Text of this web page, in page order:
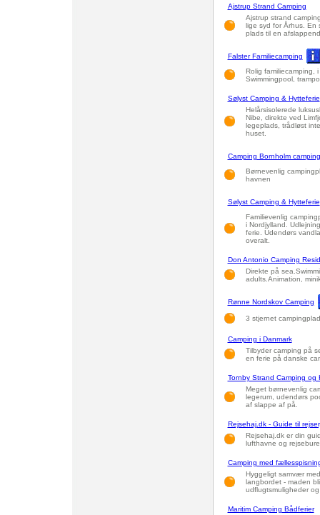
Ajstrup Strand Camping
Ajstrup strand
lige syd for Århus. En
plads til en
Falster Familiecamping
Rolig familiecamping,
Swimmingpool,
Sølyst Camping & Hytteferie
Helårsisolerede
Nibe, direkte ved
legeplads, trådløst
huset.
Camping Bornholm
Børnevenlig
havnen
Sølyst Camping & Hytteferie
Familievenlig
i Nordjylland.
ferie. Udendørs
overalt.
Don Antonio Camping
Direkte på
adults.Animation,
Rønne Nordskov Camping
3 stjernet
Camping i Danmark
Tilbyder camping på
en ferie på danske
Tornby Strand Camping og
Meget børnevenlig
legerum, udendørs
af slappe af på.
Rejsehaj.dk - Guide til
Rejsehaj.dk er din
lufthavne og
Camping med
Hyggeligt samvær
langbordet - maden
udflugtsmuligheder
Maritim Camping Bådferier